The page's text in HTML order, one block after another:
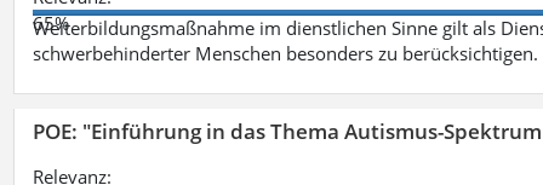
65%
Weiterbildungsmaßnahme im dienstlichen Sinne gilt als
schwerbehinderter Menschen besonders zu berücksichtigen.
POE: "Einführung in das Thema Autismus-
Relevanz: